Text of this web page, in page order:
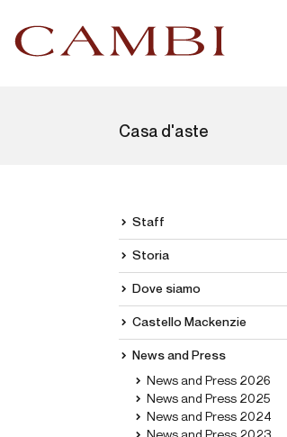
Casa d'aste
Staff
Storia
Dove siamo
Castello Mackenzie
News and Press
News and Press 2026
News and Press 2025
News and Press 2024